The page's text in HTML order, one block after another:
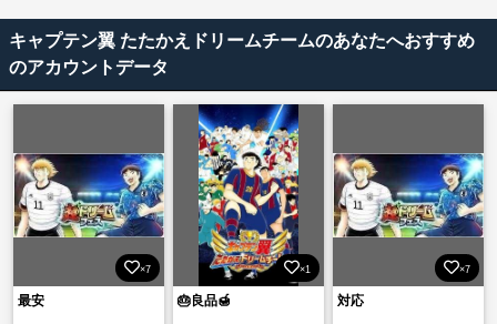
キャプテン翼 たたかえドリームチームのあなたへおすすめ
のアカウントデータ
×7
最安
×1
🎂良品🍯
×7
対応